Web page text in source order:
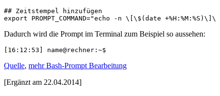
## Zeitstempel hinzufügen
export PROMPT_COMMAND="echo -n \[\$(date
Dadurch wird die Prompt im Terminal zum Beispiel so aussehen:
[16:12:53] name@rechner:~$
Quelle, mehr Bash-Prompt Bearbeitung
[Ergänzt am 22.04.2014]